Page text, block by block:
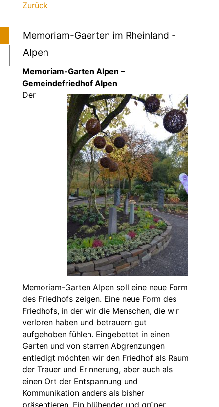
Zurück
Memoriam-Gaerten im Rheinland -
Alpen
Memoriam-Garten Alpen –
Gemeindefriedhof Alpen
Der
Memoriam-Garten Alpen soll eine neue Form
des Friedhofs zeigen. Eine neue Form des
Friedhofs, in der wir die Menschen, die wir
verloren haben und betrauern gut
aufgehoben fühlen. Eingebettet in einen
Garten und von starren Abgrenzungen
entledigt möchten wir den Friedhof als Raum
der Trauer und Erinnerung, aber auch als
einen Ort der Entspannung und
Kommunikation anders als bisher
präsentieren. Ein blühender und grüner